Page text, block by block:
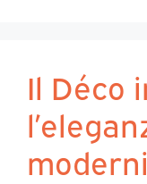
Il Déco